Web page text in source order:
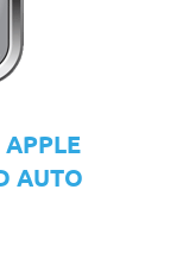
APPLE
AUTO